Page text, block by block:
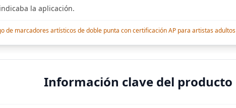
la aplicación.
de marcadores artísticos de doble punta con certificación AP para artistas adultos
Información clave del producto